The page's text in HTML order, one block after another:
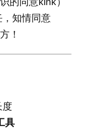
知情同意
！
度
具